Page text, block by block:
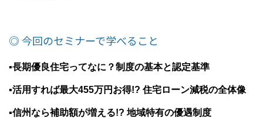
◎ 今回のセミナーで学べること
▪長期優良住宅ってなに？制度の基本と認定基準
▪活用すれば最大455万円お得!? 住宅ローン減税の全体像
▪信州なら補助額が増える!? 地域特有の優遇制度